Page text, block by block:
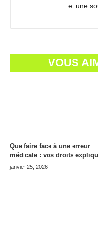
et une
VOUS
Que faire face à une erreur
médicale : vos droits
janvier 25, 2026